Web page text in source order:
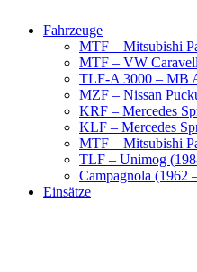
Fahrzeuge
MTF – Mitsubishi
MTF – VW
TLF-A 3000 – MB
MZF – Nissan
KRF – Mercedes
KLF – Mercedes
MTF – Mitsubishi
TLF – Unimog
Campagnola (1962
Einsätze